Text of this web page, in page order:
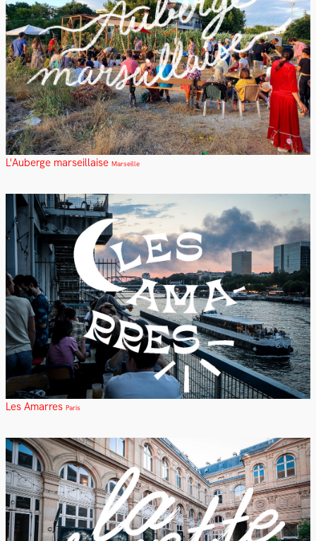
L'Auberge marseillaise Marseille
Les Amarres Paris